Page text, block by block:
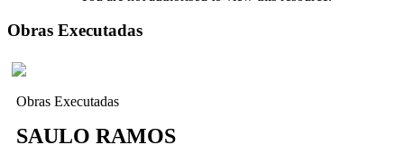
Obras Executadas
Obras Executadas
SAULO RAMOS